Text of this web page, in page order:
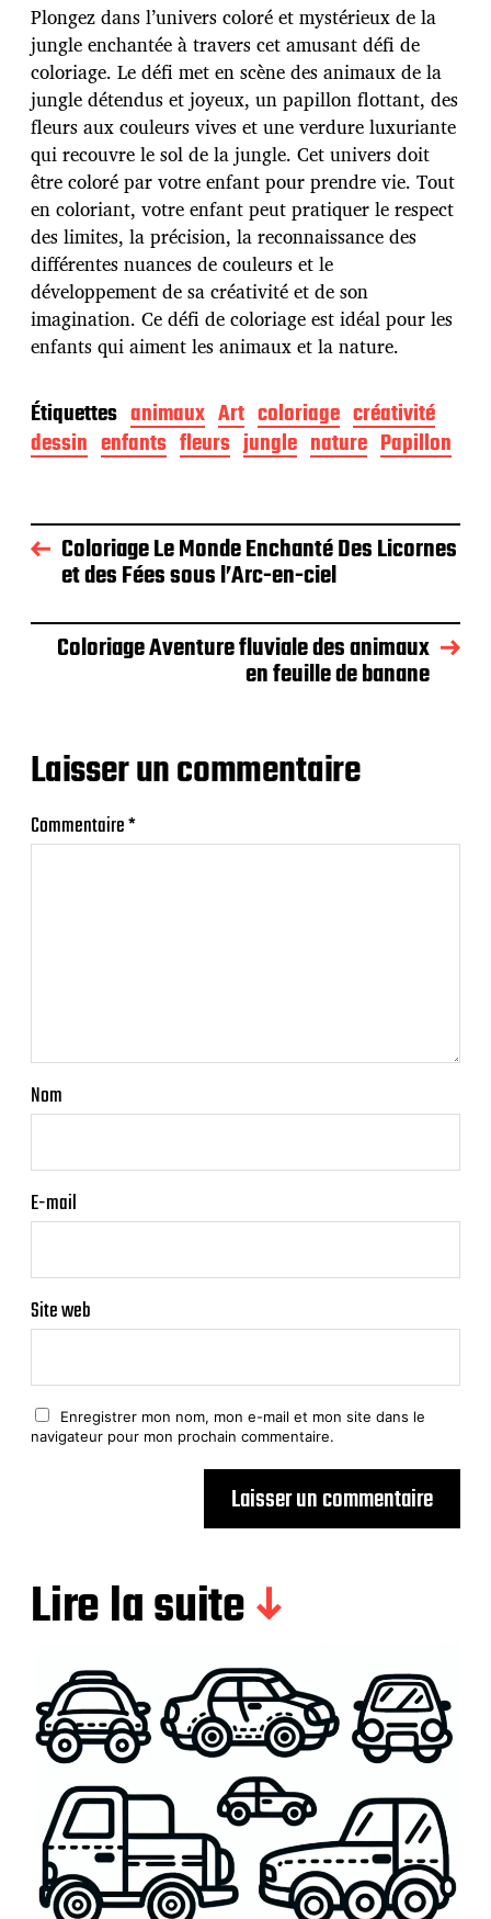
e
p
u
b
l
i
c
a
t
i
o
n
Plongez dans l’univers coloré et mystérieux de la
jungle enchantée à travers cet amusant défi de
coloriage. Le défi met en scène des animaux de la
jungle détendus et joyeux, un papillon flottant, des
fleurs aux couleurs vives et une verdure luxuriante
qui recouvre le sol de la jungle. Cet univers doit
être coloré par votre enfant pour prendre vie. Tout
en coloriant, votre enfant peut pratiquer le respect
des limites, la précision, la reconnaissance des
différentes nuances de couleurs et le
développement de sa créativité et de son
imagination. Ce défi de coloriage est idéal pour les
enfants qui aiment les animaux et la nature.
Étiquettes animaux Art coloriage créativité
dessin enfants fleurs jungle nature Papillon
Coloriage Le Monde Enchanté Des Licornes
et des Fées sous l’Arc-en-ciel
Coloriage Aventure fluviale des animaux
en feuille de banane
Laisser un commentaire
Commentaire*
Nom
E-mail
Site web
Enregistrer mon nom, mon e-mail et mon site dans le
navigateur pour mon prochain commentaire.
Lire la suite